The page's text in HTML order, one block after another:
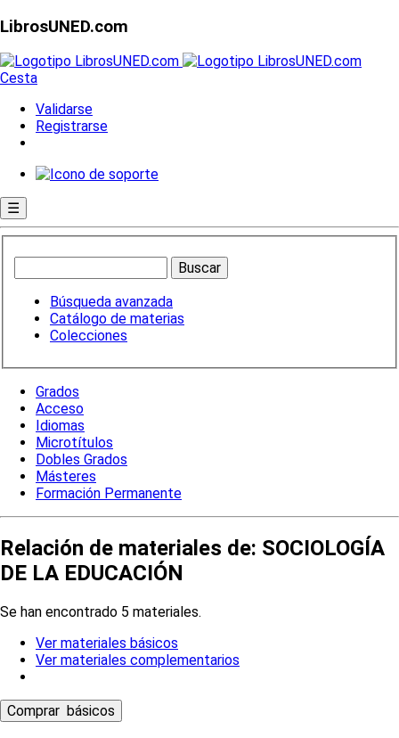
LibrosUNED.com
Cesta
Validarse
Registrarse
☰
Búsqueda avanzada
Catálogo de materias
Colecciones
Grados
Acceso
Idiomas
Microtítulos
Dobles Grados
Másteres
Formación Permanente
Relación de materiales de: SOCIOLOGÍA
DE LA EDUCACIÓN
Se han encontrado 5 materiales.
Ver materiales básicos
Ver materiales complementarios